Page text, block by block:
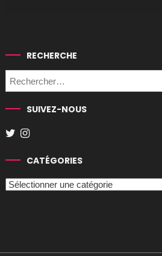
RECHERCHE
SUIVEZ-NOUS
CATÉGORIES
Catégories